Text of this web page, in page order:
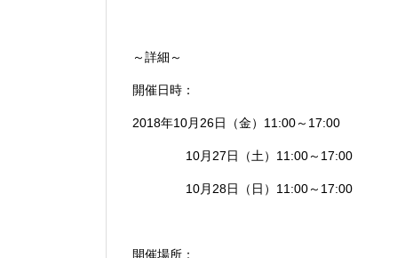
～詳細～
開催日時：
2018年10月26日（金）11:00～17:00
10月27日（土）11:00～17:00
10月28日（日）11:00～17:00
開催場所：